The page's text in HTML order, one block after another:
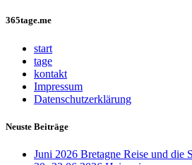
365tage.me
start
tage
kontakt
Impressum
Datenschutzerklärung
Neuste Beiträge
Juni 2026 Bretagne Reise und die